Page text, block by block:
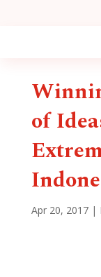
of
Apr 20, 2017|